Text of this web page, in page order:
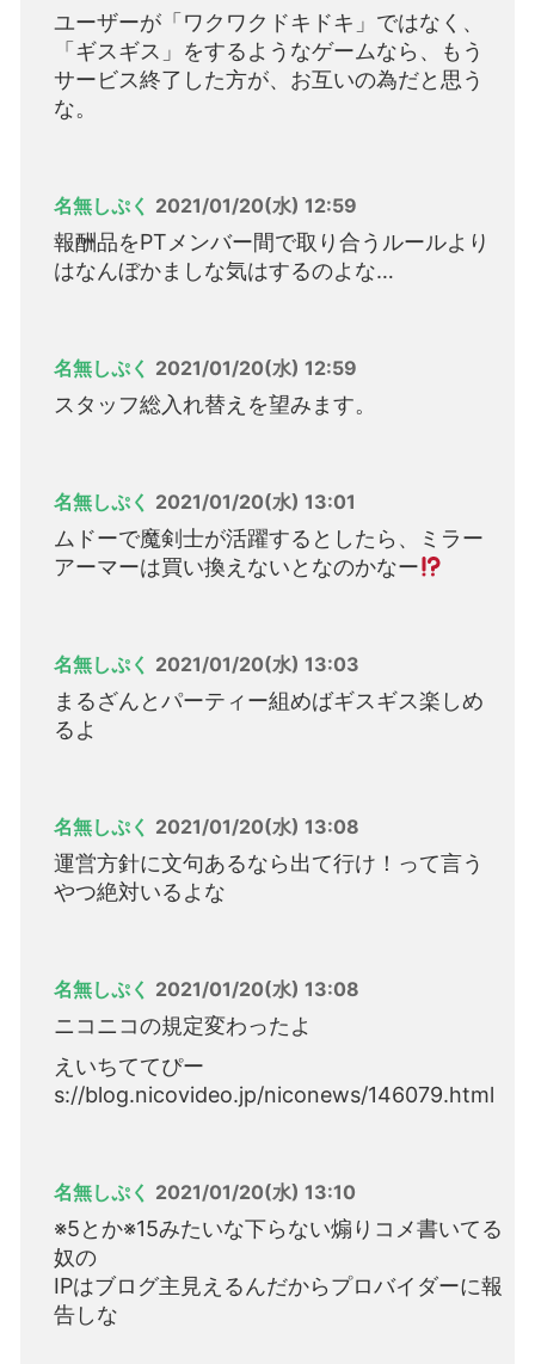
ユーザーが「ワクワクドキドキ」ではなく、
「ギスギス」をするようなゲームなら、もう
サービス終了した方が、お互いの為だと思う
な。
名無しぷく 2021/01/20(水) 12:59
報酬品をPTメンバー間で取り合うルールより
はなんぼかましな気はするのよな…
名無しぷく 2021/01/20(水) 12:59
スタッフ総入れ替えを望みます。
名無しぷく 2021/01/20(水) 13:01
ムドーで魔剣士が活躍するとしたら、ミラー
アーマーは買い換えないとなのかなー
名無しぷく 2021/01/20(水) 13:03
まるざんとパーティー組めばギスギス楽しめ
るよ
名無しぷく 2021/01/20(水) 13:08
運営方針に文句あるなら出て行け！って言う
やつ絶対いるよな
名無しぷく 2021/01/20(水) 13:08
ニコニコの規定変わったよ
えいちててぴー
s://blog.nicovideo.jp/niconews/146079.html
名無しぷく 2021/01/20(水) 13:10
※5とか※15みたいな下らない煽りコメ書いてる
奴の
IPはブログ主見えるんだからプロバイダーに報
告しな